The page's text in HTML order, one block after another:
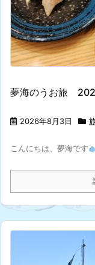
夢海のうお旅
2026年8月3日
こんにちは、夢海です